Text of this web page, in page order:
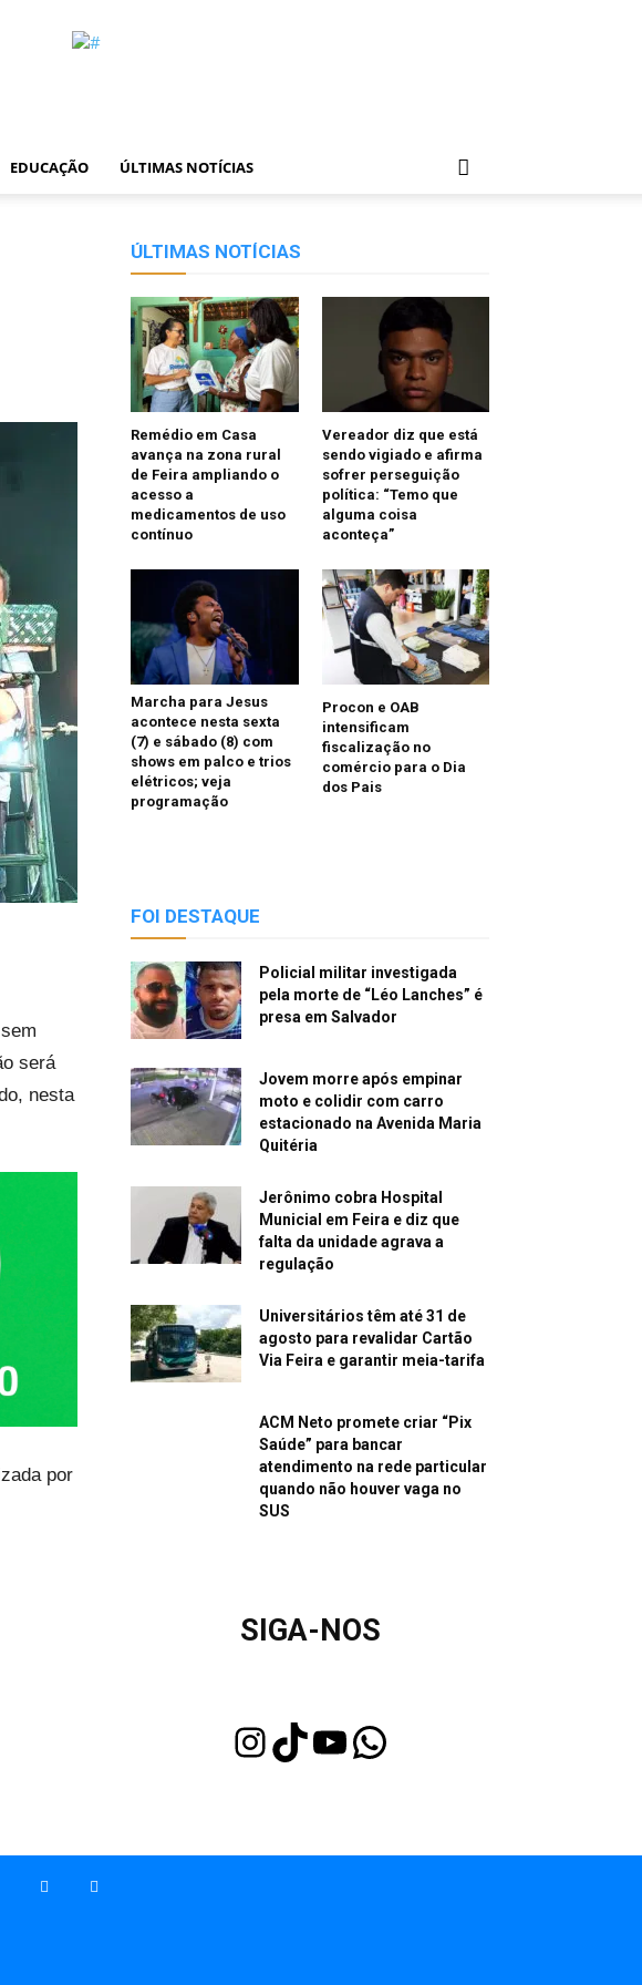
EDUCAÇÃO ÚLTIMAS NOTÍCIAS
será
nesta
por
ÚLTIMAS NOTÍCIAS
Remédio em Casa
avança na zona rural
de Feira ampliando o
acesso a
medicamentos de uso
contínuo
Vereador diz que está
sendo vigiado e afirma
sofrer perseguição
política: “Temo que
alguma coisa
aconteça”
Marcha para Jesus
acontece nesta sexta
(7) e sábado (8) com
shows em palco e trios
elétricos; veja
programação
Procon e OAB
intensificam
fiscalização no
comércio para o Dia
dos Pais
FOI DESTAQUE
Policial militar investigada
pela morte de “Léo Lanches” é
presa em Salvador
Jovem morre após empinar
moto e colidir com carro
estacionado na Avenida Maria
Quitéria
Jerônimo cobra Hospital
Municial em Feira e diz que
falta da unidade agrava a
regulação
Universitários têm até 31 de
agosto para revalidar Cartão
Via Feira e garantir meia-tarifa
ACM Neto promete criar “Pix
Saúde” para bancar
atendimento na rede particular
quando não houver vaga no
SUS
SIGA-NOS
InstagramTikTok Youtube WhatsApp